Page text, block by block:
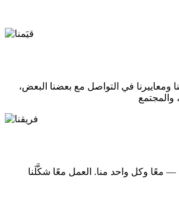
ومعاييرنا في التواصل مع بعضنا البعض،
والمجتمع
— معًا وكل واحد منا. العمل معًا شكَّلَنا